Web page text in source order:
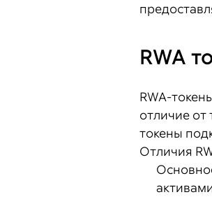
RWA
RWA-
отличие от
токены
Отличия